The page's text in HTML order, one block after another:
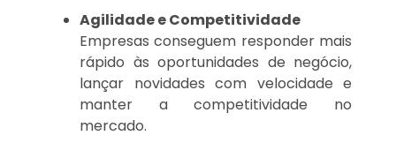
Agilidade e Competitividade
Empresas conseguem responder mais
rápido às oportunidades de negócio,
lançar novidades com velocidade e
manter a competitividade no
mercado.